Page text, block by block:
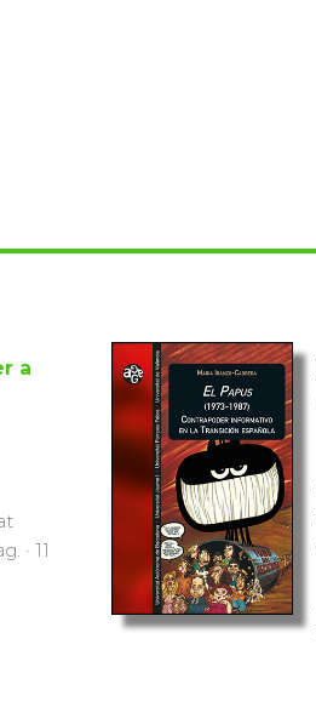
a
· 11